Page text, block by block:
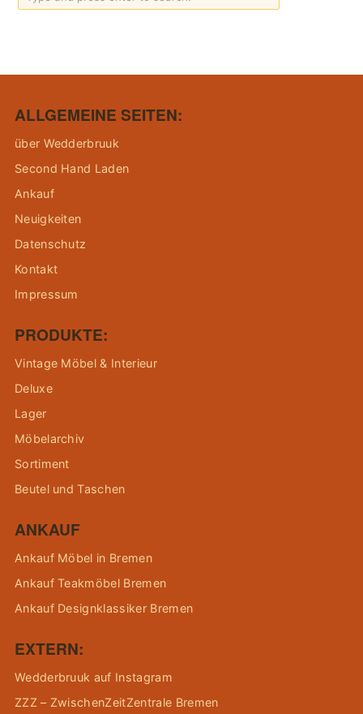
ALLGEMEINE SEITEN:
über Wedderbruuk
Second Hand Laden
Ankauf
Neuigkeiten
Datenschutz
Kontakt
Impressum
PRODUKTE:
Vintage Möbel & Interieur
Deluxe
Lager
Möbelarchiv
Sortiment
Beutel und Taschen
ANKAUF
Ankauf Möbel in Bremen
Ankauf Teakmöbel Bremen
Ankauf Designklassiker Bremen
EXTERN:
Wedderbruuk auf Instagram
ZZZ – ZwischenZeitZentrale Bremen